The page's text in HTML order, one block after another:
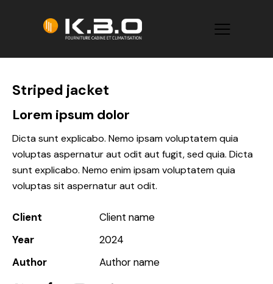
Striped jacket
Lorem ipsum dolor
Dicta sunt explicabo. Nemo ipsam voluptatem quia
voluptas aspernatur aut odit aut fugit, sed quia. Dicta
sunt explicabo. Nemo enim ipsam voluptatem quia
voluptas sit aspernatur aut odit.
Client
Client name
Year
2024
Author
Author name